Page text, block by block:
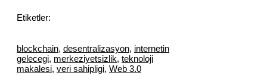
Etiketler:
blockchain, desentralizasyon, internetin
gelecegi, merkeziyetsizlik, teknoloji
makalesi, veri sahipligi, Web 3.0